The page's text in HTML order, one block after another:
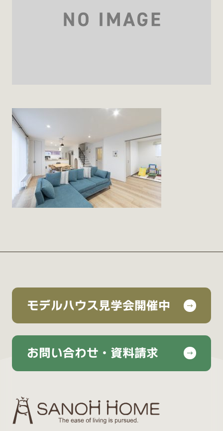
モデルハウス見学会開催中
お問い合わせ・資料請求